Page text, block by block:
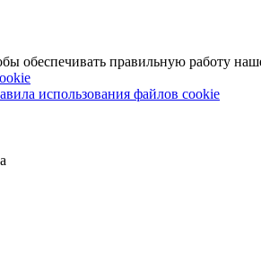
обеспечивать правильную работу
использования файлов cookie